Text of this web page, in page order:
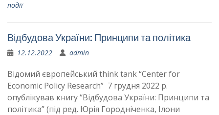
події
Відбудова України: Принципи та політика
12.12.2022 admin
Відомий європейський think tank “Center for
Economic Policy Research” 7 грудня 2022 р.
опублікував книгу “Відбудова України: Принципи та
політика” (під ред. Юрія Городніченка, Ілони